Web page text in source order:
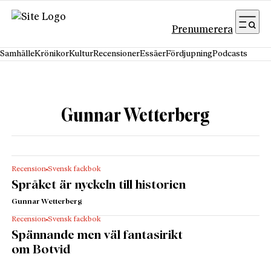
Hoppa till innehåll
Prenumerera
SamhälleKrönikorKulturRecensionerEssäerFördjupningPodcasts
Gunnar Wetterberg
Recension Svensk fackbok
Språket är nyckeln till historien
Gunnar Wetterberg
Recension Svensk fackbok
Spännande men väl fantasirikt
om Botvid